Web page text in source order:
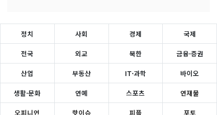
정치 사회 경제 국제
전국 외교 북한 금융·증권
산업 부동산 IT·과학 바이오
생활·문화 연예 스포츠 연재물
오피니언 핫이슈 피플 포토